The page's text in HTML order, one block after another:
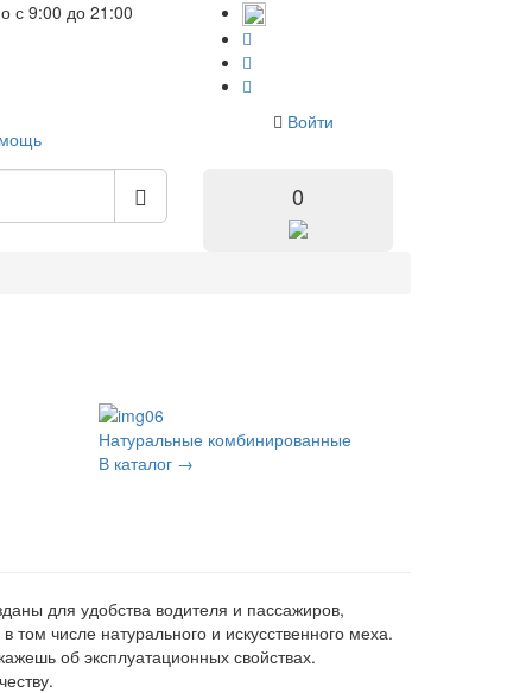
с 9:00 до 21:00
Войти
0
Натуральные комбинированные
В каталог →
для удобства водителя и пассажиров,
числе натурального и искусственного меха.
об эксплуатационных свойствах.